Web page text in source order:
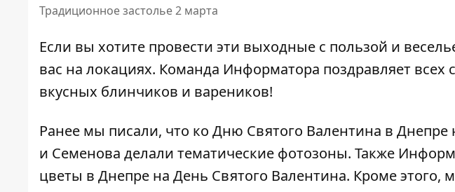
Традиционное застолье 2 марта
Если вы хотите провести эти выходные с пользой и
вас на локациях. Команда Информатора поздравляет всех
вкусных блинчиков и вареников!
Ранее мы писали, что ко Дню Святого Валентина в Днепре
и Семенова делали тематические фотозоны. Также
цветы в Днепре на День Святого Валентина. Кроме этого,